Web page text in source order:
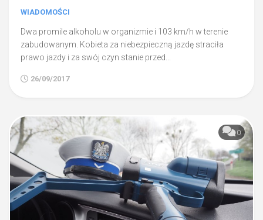
WIADOMOŚCI
Dwa promile alkoholu w organizmie i 103 km/h w terenie
zabudowanym. Kobieta za niebezpieczną jazdę straciła
prawo jazdy i za swój czyn stanie przed...
26/09/2017
0